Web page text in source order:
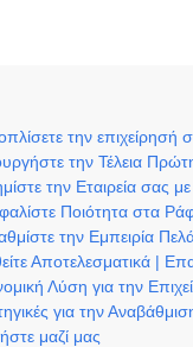
την επιχείρησή
την Τέλεια
την Εταιρεία σας
Ποιότητα στα
την Εμπειρία
Αποτελεσματικά |
Λύση για την
για την
μαζί μας